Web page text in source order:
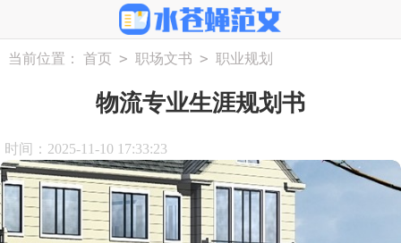
当前位置： 首页 > 职场文书 > 职业规划
物流专业生涯规划书
时间：2025-11-10 17:33:23